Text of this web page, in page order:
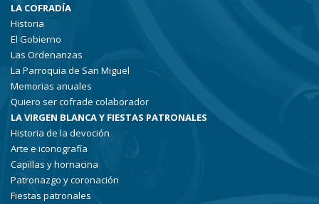
LA COFRADÍA
Historia
El Gobierno
Las Ordenanzas
La Parroquia de San Miguel
Memorias anuales
Quiero ser cofrade colaborador
LA VIRGEN BLANCA Y FIESTAS PATRONALES
Historia de la devoción
Arte e iconografía
Capillas y hornacina
Patronazgo y coronación
Fiestas patronales